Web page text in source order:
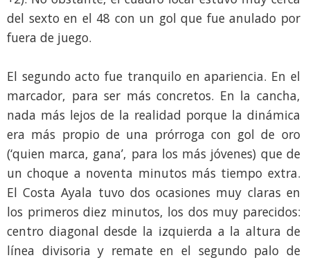
del sexto en el 48 con un gol que fue anulado por
fuera de juego.
El segundo acto fue tranquilo en apariencia. En el
marcador, para ser más concretos. En la cancha,
nada más lejos de la realidad porque la dinámica
era más propio de una prórroga con gol de oro
(‘quien marca, gana’, para los más jóvenes) que de
un choque a noventa minutos más tiempo extra.
El Costa Ayala tuvo dos ocasiones muy claras en
los primeros diez minutos, los dos muy parecidos:
centro diagonal desde la izquierda a la altura de
línea divisoria y remate en el segundo palo de